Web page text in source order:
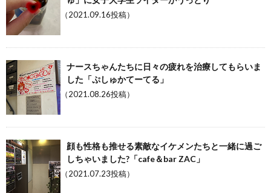
（2021.09.16投稿）
ナースちゃんたちに日々の疲れを治療してもらいま
した「ぷしゅかてーてる」
（2021.08.26投稿）
顔も性格も推せる素敵なイケメンたちと一緒に過ご
しちゃいました?「cafe＆bar ZAC」
（2021.07.23投稿）